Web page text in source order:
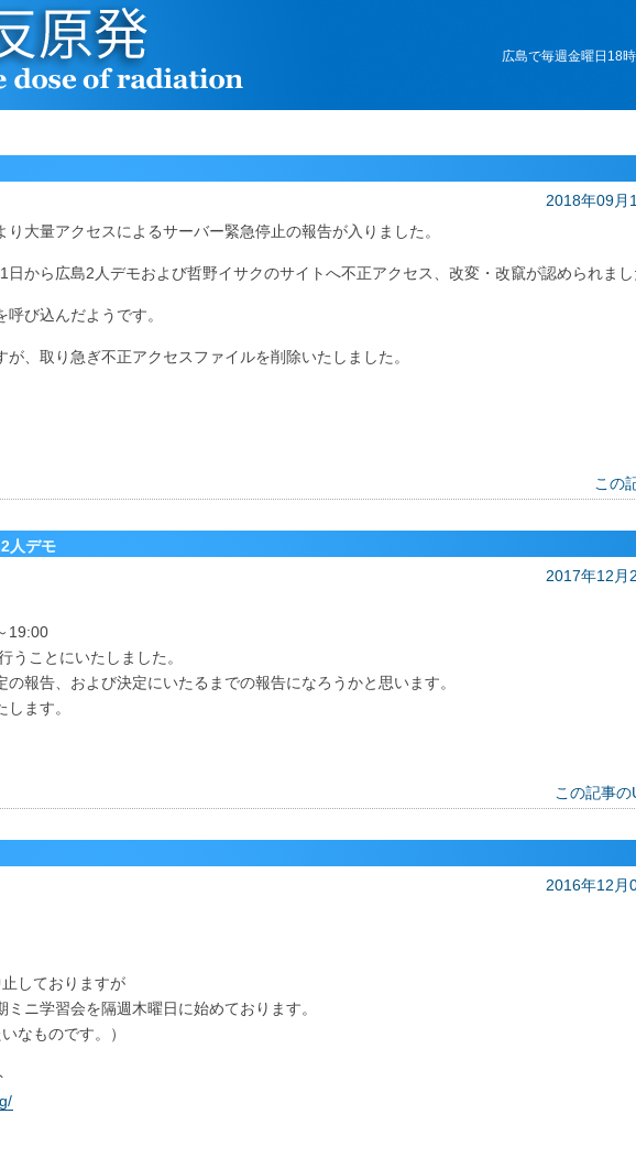
広島で毎週金曜日18
2018年09月
大量アクセスによるサーバー緊急停止の報告が入りました。
から広島2人デモおよび哲野イサクのサイトへ不正アクセス、改変・改竄が認められまし
び込んだようです。
、取り急ぎ不正アクセスファイルを削除いたしました。
この
人デモ
2017年12月
19:00
うことにいたしました。
報告、および決定にいたるまでの報告になろうかと思います。
ます。
この記事の
2016年12月
しておりますが
ニ学習会を隔週木曜日に始めております。
なものです。）